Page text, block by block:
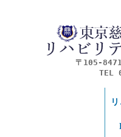
〒105-
TEL